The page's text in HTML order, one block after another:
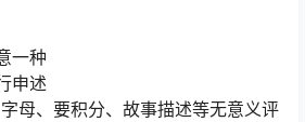
一种
申述
母、要积分、故事描述等无意义评